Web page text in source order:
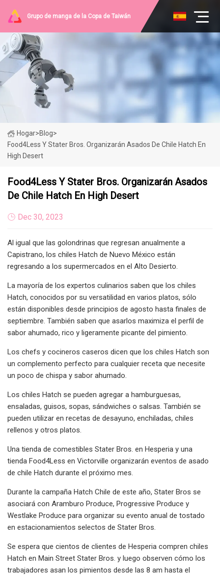
Grupo de manga de la Copa de Taiwán
Hogar>Blog>
Food4Less Y Stater Bros. Organizarán Asados ​​de Chile Hatch En
High Desert
Food4Less Y Stater Bros. Organizarán Asados ​​
De Chile Hatch En High Desert
Dec 30, 2023
Al igual que las golondrinas que regresan anualmente a
Capistrano, los chiles Hatch de Nuevo México están
regresando a los supermercados en el Alto Desierto.
La mayoría de los expertos culinarios saben que los chiles
Hatch, conocidos por su versatilidad en varios platos, sólo
están disponibles desde principios de agosto hasta finales de
septiembre. También saben que asarlos maximiza el perfil de
sabor ahumado, rico y ligeramente picante del pimiento.
Los chefs y cocineros caseros dicen que los chiles Hatch son
un complemento perfecto para cualquier receta que necesite
un poco de chispa y sabor ahumado.
Los chiles Hatch se pueden agregar a hamburguesas,
ensaladas, guisos, sopas, sándwiches o salsas. También se
pueden utilizar en recetas de desayuno, enchiladas, chiles
rellenos y otros platos.
Una tienda de comestibles Stater Bros. en Hesperia y una
tienda Food4Less en Victorville organizarán eventos de asado
de chile Hatch durante el próximo mes.
Durante la campaña Hatch Chile de este año, Stater Bros se
asociará con Aramburo Produce, Progressive Produce y
Westlake Produce para organizar su evento anual de tostado
en estacionamientos selectos de Stater Bros.
Se espera que cientos de clientes de Hesperia compren chiles
Hatch en Main Street Stater Bros. y luego observen cómo los
trabajadores asan los pimientos desde las 8 am hasta el